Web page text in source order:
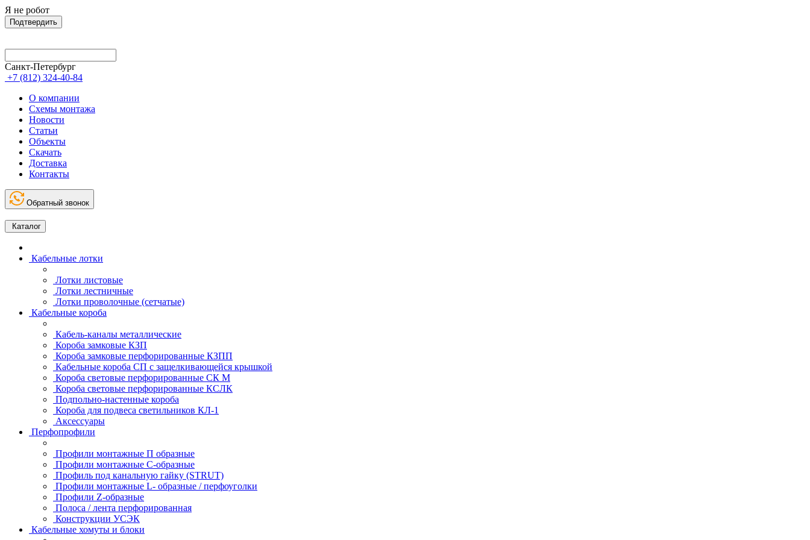
Я не робот
Подтвердить
Санкт-Петербург
+7 (812) 324-40-84
О компании
Схемы монтажа
Новости
Статьи
Объекты
Скачать
Доставка
Контакты
Обратный звонок
Каталог
Кабельные лотки
Лотки листовые
Лотки лестничные
Лотки проволочные (сетчатые)
Кабельные короба
Кабель-каналы металлические
Короба замковые КЗП
Короба замковые перфорированные КЗПП
Кабельные короба СП с защелкивающейся крышкой
Короба световые перфорированные СК М
Короба световые перфорированные КСЛК
Подпольно-настенные короба
Короба для подвеса светильников КЛ-1
Аксессуары
Перфопрофили
Профили монтажные П образные
Профили монтажные C-образные
Профиль под канальную гайку (STRUT)
Профили монтажные L- образные / перфоуголки
Профили Z-образные
Полоса / лента перфорированная
Конструкции УСЭК
Кабельные хомуты и блоки